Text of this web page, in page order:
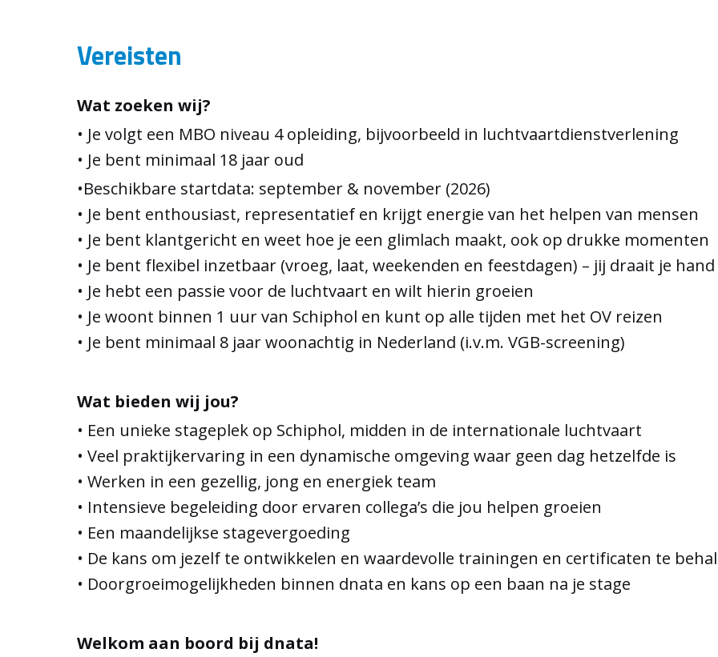
Vereisten
Wat zoeken wij?
• Je volgt een MBO niveau 4 opleiding, bijvoorbeeld in luchtvaartdienstverlening
• Je bent minimaal 18 jaar oud
•Beschikbare startdata: september & november (2026)
• Je bent enthousiast, representatief en krijgt energie van het helpen van mensen
• Je bent klantgericht en weet hoe je een glimlach maakt, ook op drukke momenten
• Je bent flexibel inzetbaar (vroeg, laat, weekenden en feestdagen) – jij draait je
• Je hebt een passie voor de luchtvaart en wilt hierin groeien
• Je woont binnen 1 uur van Schiphol en kunt op alle tijden met het OV reizen
• Je bent minimaal 8 jaar woonachtig in Nederland (i.v.m. VGB-screening)
Wat bieden wij jou?
• Een unieke stageplek op Schiphol, midden in de internationale luchtvaart
• Veel praktijkervaring in een dynamische omgeving waar geen dag hetzelfde is
• Werken in een gezellig, jong en energiek team
• Intensieve begeleiding door ervaren collega’s die jou helpen groeien
• Een maandelijkse stagevergoeding
• De kans om jezelf te ontwikkelen en waardevolle trainingen en certificaten te
• Doorgroeimogelijkheden binnen dnata en kans op een baan na je stage
Welkom aan boord bij dnata!